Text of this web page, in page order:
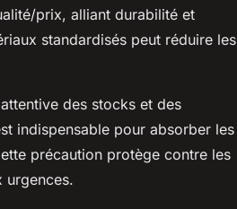
prix, alliant durabilité et
standardisés peut réduire les
des stocks et des
indispensable pour absorber les
précaution protège contre les
urgences.